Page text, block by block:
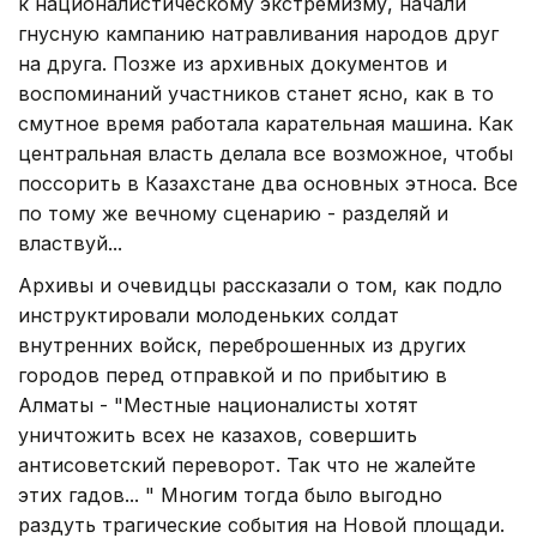
гнусную кампанию натравливания народов друг
на друга. Позже из архивных документов и
воспоминаний участников станет ясно, как в то
смутное время работала карательная машина. Как
центральная власть делала все возможное, чтобы
поссорить в Казахстане два основных этноса. Все
по тому же вечному сценарию - разделяй и
властвуй...
Архивы и очевидцы рассказали о том, как подло
инструктировали молоденьких солдат
внутренних войск, переброшенных из других
городов перед отправкой и по прибытию в
Алматы - "Местные националисты хотят
уничтожить всех не казахов, совершить
антисоветский переворот. Так что не жалейте
этих гадов... " Многим тогда было выгодно
раздуть трагические события на Новой площади.